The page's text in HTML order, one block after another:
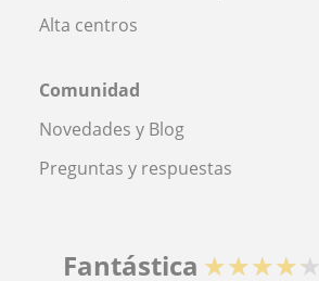
Alta centros
Comunidad
Novedades y Blog
Preguntas y respuestas
Fantástica ★★★★★